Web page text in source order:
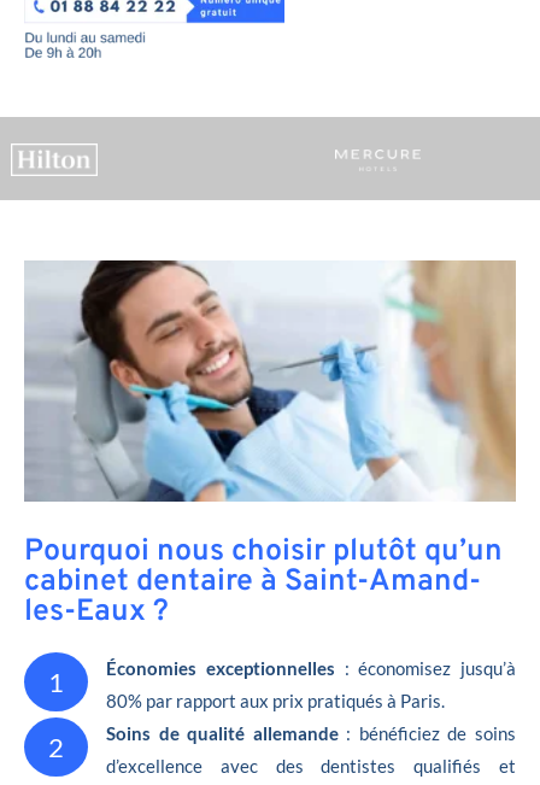
Pourquoi nous choisir plutôt qu’un
cabinet dentaire à Saint-Amand-
les-Eaux ?
1 Économies exceptionnelles : économisez jusqu’à
80% par rapport aux prix pratiqués à Paris.
2 Soins de qualité allemande: bénéficiez de soins
d’excellence avec des dentistes qualifiés et